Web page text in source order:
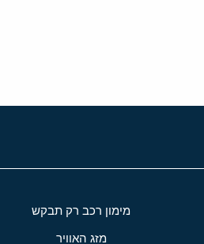
מימון רכב רק תבקש
מזג האוויר